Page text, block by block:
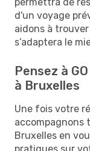
d'un voyage
aidons à
s’adaptera le
Pensez à
à Bruxelles
Une fois votre
accompagnons
Bruxelles en